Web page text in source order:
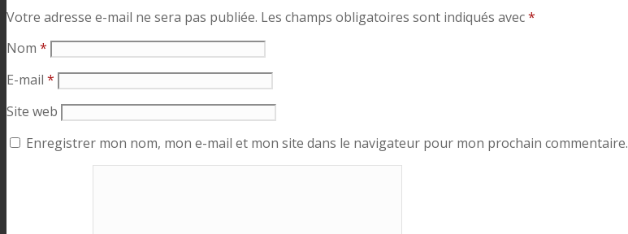
Votre adresse e-mail ne sera pas publiée. Les champs obligatoires sont indiqués avec*
Nom *
E-mail *
Site web
Enregistrer mon nom, mon e-mail et mon site dans le navigateur pour mon prochain commentaire.